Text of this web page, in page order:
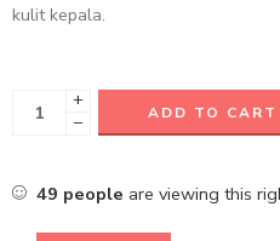
kulit kepala.
+
−
ADD TO CART
49 people are viewing this